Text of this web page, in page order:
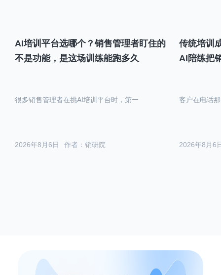
AI培训平台选哪个？销售管理者盯住的
不是功能，是这场训练能跑多久
作者：销研院
2026年8月6日
很多销售管理者在挑AI培训平台时，第一
传统培训
AI陪练把
2026年8月6
客户在电话